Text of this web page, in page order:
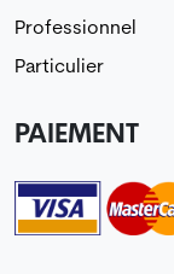
Professionnel
Particulier
PAIEMENT